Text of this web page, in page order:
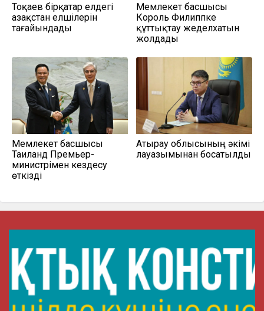
Тоқаев бірқатар елдегі
Қазақстан елшілерін
тағайындады
Мемлекет басшысы
Король Филиппке
құттықтау жеделхатын
жолдады
Мемлекет басшысы
Таиланд Премьер-
министрімен кездесу
өткізді
Атырау облысының әкімі
лауазымынан босатылды